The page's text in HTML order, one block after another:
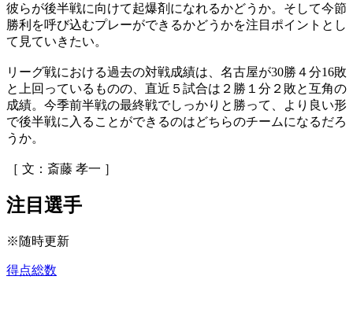
彼らが後半戦に向けて起爆剤になれるかどうか。そして今節
勝利を呼び込むプレーができるかどうかを注目ポイントとし
て見ていきたい。
リーグ戦における過去の対戦成績は、名古屋が30勝４分16敗
と上回っているものの、直近５試合は２勝１分２敗と互角の
成績。今季前半戦の最終戦でしっかりと勝って、より良い形
で後半戦に入ることができるのはどちらのチームになるだろ
うか。
［ 文：斎藤 孝一 ］
注目選手
※随時更新
得点総数